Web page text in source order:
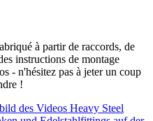
à partir de raccords, de
instructions de montage
- n'hésitez pas à jeter un coup
!